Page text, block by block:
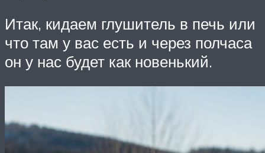
Итак, кидаем глушитель в печь или
что там у вас есть и через полчаса
он у нас будет как новенький.